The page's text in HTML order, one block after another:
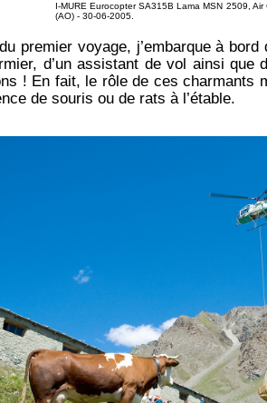
I-MURE Eurocopter SA315B Lama MSN 2509, Air
(AO) - 30-06-2005.
premier voyage, j’embarque à bord
d’un assistant de vol ainsi que
! En fait, le rôle de ces charmants
de souris ou de rats à l’étable.